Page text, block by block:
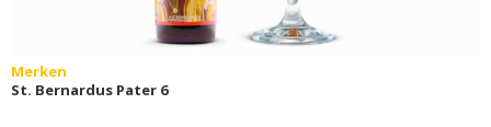
Merken
St. Bernardus Pater 6